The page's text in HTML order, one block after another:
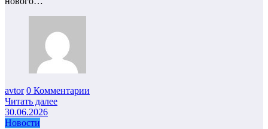
avtor 0 Комментарии
Читать далее
30.06.2026
Новости